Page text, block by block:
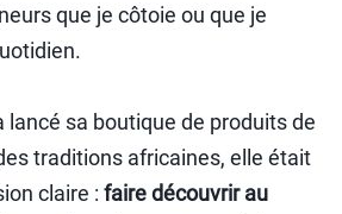
que je côtoie ou que je
lancé sa boutique de produits de
traditions africaines, elle était
claire : faire découvrir au